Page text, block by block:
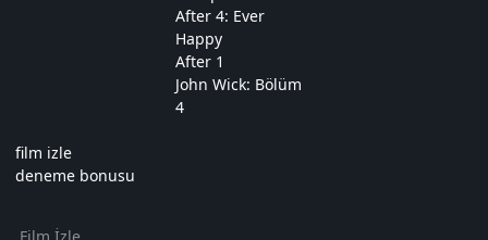
After 4: Ever
Happy
After 1
John Wick: Bölüm
4
film izle
deneme bonusu